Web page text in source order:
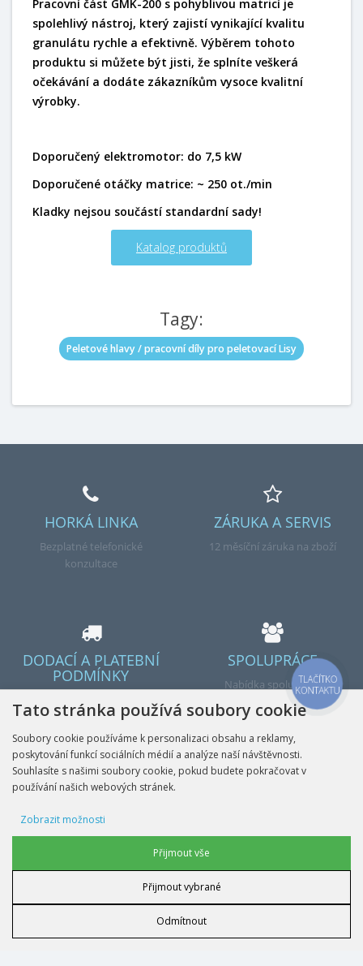
Pracovní část GMK-200 s pohyblivou matricí je
spolehlivý nástroj, který zajistí vynikající kvalitu
granulátu rychle a efektivně. Výběrem tohoto
produktu si můžete být jisti, že splníte veškerá
očekávání a dodáte zákazníkům vysoce kvalitní
výrobky.
Doporučený elektromotor: do 7,5 kW
Doporučené otáčky matrice: ~ 250 ot./min
Kladky nejsou součástí standardní sady!
Katalog produktů
Tagy:
Peletové hlavy / pracovní díly pro peletovací Lisy
HORKÁ LINKA
Bezplatné telefonické
konzultace
ZÁRUKA A SERVIS
12 měsíční záruka na zboží
DODACÍ A PLATEBNÍ
PODMÍNKY
SPOLUPRÁCE
Nabídka spolupráce
Tato stránka používá soubory cookie
Soubory cookie používáme k personalizaci obsahu a reklamy,
poskytování funkcí sociálních médií a analýze naší návštěvnosti.
Souhlasíte s našimi soubory cookie, pokud budete pokračovat v
používání našich webových stránek.
Zobrazit možnosti
Soubory cookie uživatelských dat
Přijmout vše
Přijmout vybrané
Odmítnout
TLAČÍTKO
KONTAKTU